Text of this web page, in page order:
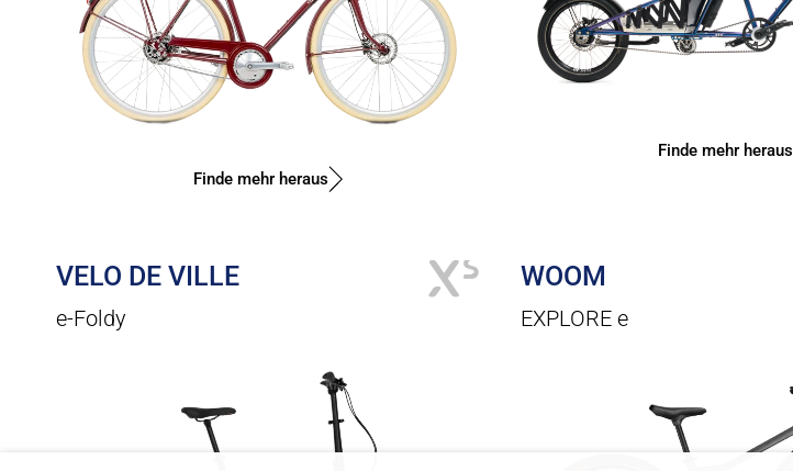
Finde mehr heraus
Finde mehr heraus
VELO DE VILLE
e-Foldy
WOOM
EXPLORE e